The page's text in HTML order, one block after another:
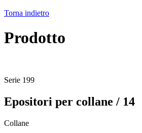
Torna indietro
Prodotto
Serie 199
Epositori per collane / 14
Collane